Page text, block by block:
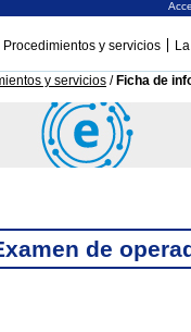
Procedimientos y servicios
y servicios / Ficha de
de